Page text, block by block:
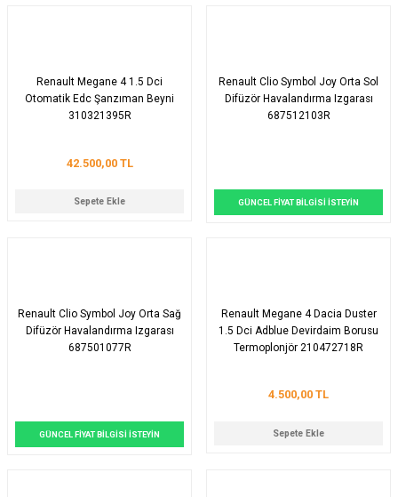
Renault Megane 4 1.5 Dci
Otomatik Edc Şanzıman Beyni
310321395R
42.500,00 TL
Sepete Ekle
Renault Clio Symbol Joy Orta Sol
Difüzör Havalandırma Izgarası
687512103R
GÜNCEL FİYAT BİLGİSİ İSTEYİN
Renault Clio Symbol Joy Orta Sağ
Difüzör Havalandırma Izgarası
687501077R
GÜNCEL FİYAT BİLGİSİ İSTEYİN
Renault Megane 4 Dacia Duster
1.5 Dci Adblue Devirdaim Borusu
Termoplonjör 210472718R
4.500,00 TL
Sepete Ekle